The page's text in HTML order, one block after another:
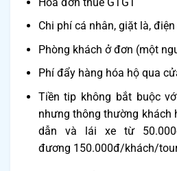
Chi phí cá nhân, giặt là,
Phòng khách ở đơn (một
Phí đẩy hàng hóa hộ qua
Tiền tip không bắt buộc
nhưng thông thường khách
dẫn và lái xe từ
đương 150.000đ/khách/